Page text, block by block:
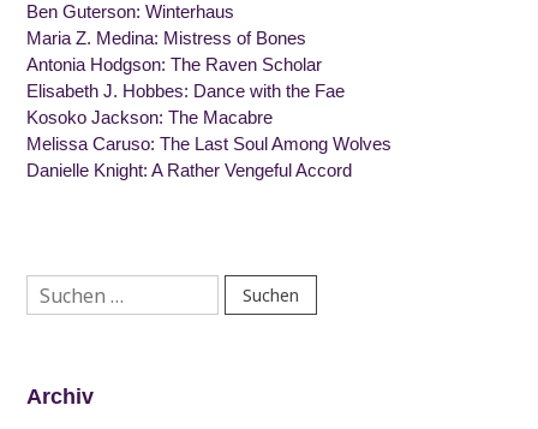
Ben Guterson: Winterhaus
Maria Z. Medina: Mistress of Bones
Antonia Hodgson: The Raven Scholar
Elisabeth J. Hobbes: Dance with the Fae
Kosoko Jackson: The Macabre
Melissa Caruso: The Last Soul Among Wolves
Danielle Knight: A Rather Vengeful Accord
Suchen
nach:
Archiv